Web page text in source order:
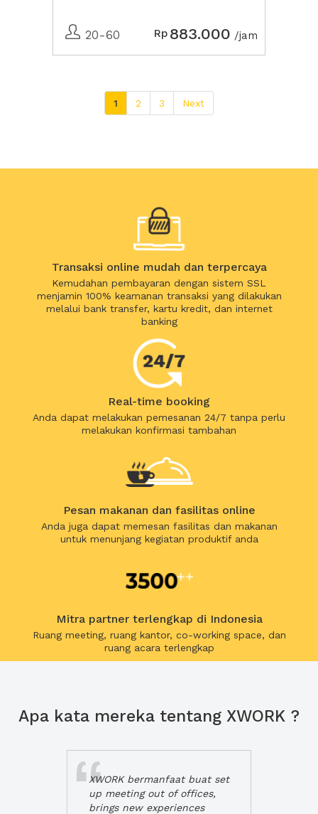
20-60 Rp 883.000 /jam
1 2 3 Next
Transaksi online mudah dan terpercaya
Kemudahan pembayaran dengan sistem SSL
menjamin 100% keamanan transaksi yang dilakukan
melalui bank transfer, kartu kredit, dan internet
banking
Real-time booking
Anda dapat melakukan pemesanan 24/7 tanpa perlu
melakukan konfirmasi tambahan
Pesan makanan dan fasilitas online
Anda juga dapat memesan fasilitas dan makanan
untuk menunjang kegiatan produktif anda
Mitra partner terlengkap di Indonesia
Ruang meeting, ruang kantor, co-working space, dan
ruang acara terlengkap
Apa kata mereka tentang XWORK ?
XWORK bermanfaat buat set
up meeting out of offices,
brings new experiences